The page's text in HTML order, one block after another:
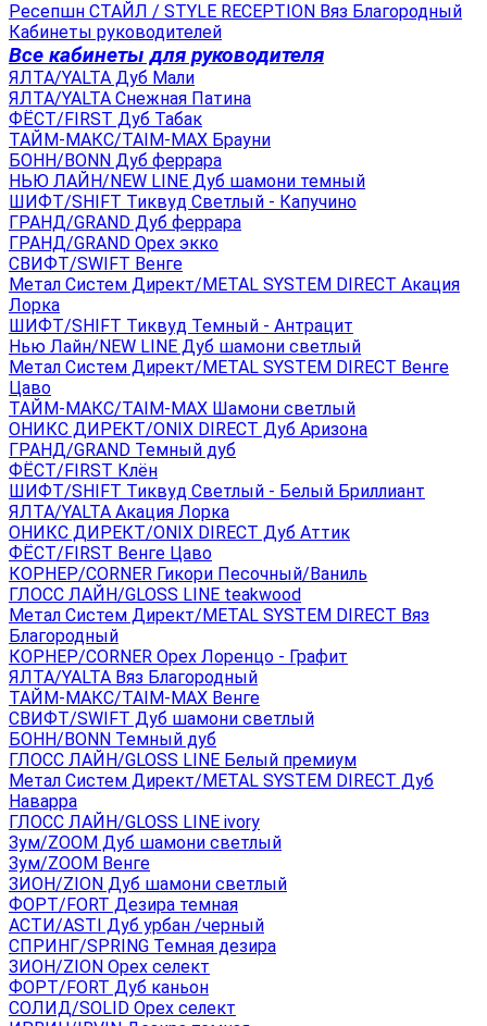
Ресепшн СТАЙЛ / STYLE RECEPTION Вяз Благородный
Кабинеты руководителей
Все кабинеты для руководителя
ЯЛТА/YALTA Дуб Мали
ЯЛТА/YALTA Снежная Патина
ФЁСТ/FIRST Дуб Табак
ТАЙМ-МАКС/TAIM-MAX Брауни
БОНН/BONN Дуб феррара
НЬЮ ЛАЙН/NEW LINE Дуб шамони темный
ШИФТ/SHIFT Тиквуд Светлый - Капучино
ГРАНД/GRAND Дуб феррара
ГРАНД/GRAND Орех экко
СВИФТ/SWIFT Венге
Метал Систем Директ/METAL SYSTEM DIRECT Акация
Лорка
ШИФТ/SHIFT Тиквуд Темный - Антрацит
Нью Лайн/NEW LINE Дуб шамони светлый
Метал Систем Директ/METAL SYSTEM DIRECT Венге
Цаво
ТАЙМ-МАКС/TAIM-MAX Шамони светлый
ОНИКС ДИРЕКТ/ONIX DIRECT Дуб Аризона
ГРАНД/GRAND Темный дуб
ФЁСТ/FIRST Клён
ШИФТ/SHIFT Тиквуд Светлый - Белый Бриллиант
ЯЛТА/YALTA Акация Лорка
ОНИКС ДИРЕКТ/ONIX DIRECT Дуб Аттик
ФЁСТ/FIRST Венге Цаво
КОРНЕР/CORNER Гикори Песочный/Ваниль
ГЛОСС ЛАЙН/GLOSS LINE teakwood
Метал Систем Директ/METAL SYSTEM DIRECT Вяз
Благородный
КОРНЕР/CORNER Орех Лоренцо - Графит
ЯЛТА/YALTA Вяз Благородный
ТАЙМ-МАКС/TAIM-MAX Венге
СВИФТ/SWIFT Дуб шамони светлый
БОНН/BONN Темный дуб
ГЛОСС ЛАЙН/GLOSS LINE Белый премиум
Метал Систем Директ/METAL SYSTEM DIRECT Дуб
Наварра
ГЛОСС ЛАЙН/GLOSS LINE ivory
Зум/ZOOM Дуб шамони светлый
Зум/ZOOM Венге
ЗИОН/ZION Дуб шамони светлый
ФОРТ/FORT Дезира темная
АСТИ/ASTI Дуб урбан /черный
СПРИНГ/SPRING Темная дезира
ЗИОН/ZION Орех селект
ФОРТ/FORT Дуб каньон
СОЛИД/SOLID Орех селект